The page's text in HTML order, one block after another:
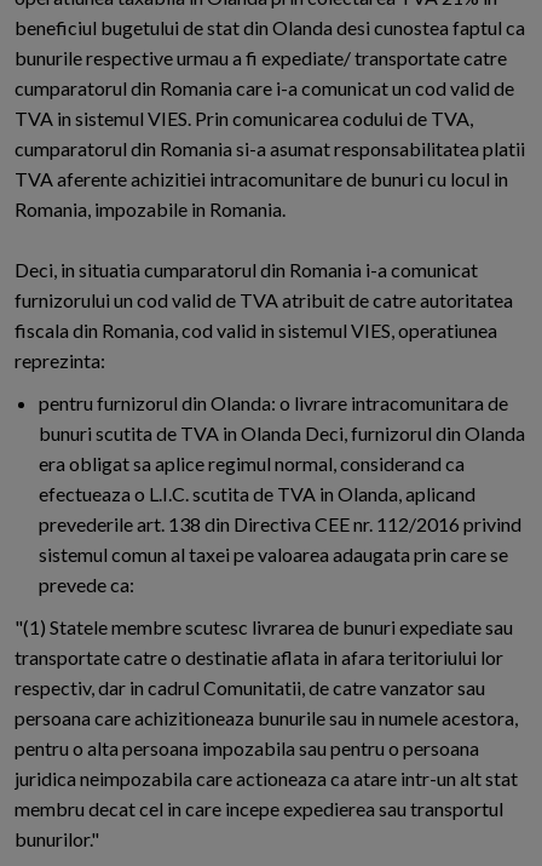
beneficiul bugetului de stat din Olanda desi cunostea faptul ca
bunurile respective urmau a fi expediate/ transportate catre
cumparatorul din Romania care i-a comunicat un cod valid de
TVA in sistemul VIES. Prin comunicarea codului de TVA,
cumparatorul din Romania si-a asumat responsabilitatea platii
TVA aferente achizitiei intracomunitare de bunuri cu locul in
Romania, impozabile in Romania.
Deci, in situatia cumparatorul din Romania i-a comunicat
furnizorului un cod valid de TVA atribuit de catre autoritatea
fiscala din Romania, cod valid in sistemul VIES, operatiunea
reprezinta:
pentru furnizorul din Olanda: o livrare intracomunitara de
bunuri scutita de TVA in Olanda Deci, furnizorul din Olanda
era obligat sa aplice regimul normal, considerand ca
efectueaza o L.I.C. scutita de TVA in Olanda, aplicand
prevederile art. 138 din Directiva CEE nr. 112/2016 privind
sistemul comun al taxei pe valoarea adaugata prin care se
prevede ca:
"(1) Statele membre scutesc livrarea de bunuri expediate sau
transportate catre o destinatie aflata in afara teritoriului lor
respectiv, dar in cadrul Comunitatii, de catre vanzator sau
persoana care achizitioneaza bunurile sau in numele acestora,
pentru o alta persoana impozabila sau pentru o persoana
juridica neimpozabila care actioneaza ca atare intr-un alt stat
membru decat cel in care incepe expedierea sau transportul
bunurilor."